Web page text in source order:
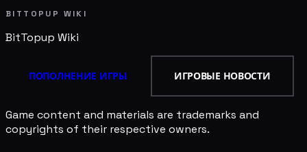
BITTOPUP WIKI
BitTopup Wiki
ПОПОЛНЕНИЕ ИГРЫ ИГРОВЫЕ НОВОСТИ
Game content and materials are trademarks and
copyrights of their respective owners.